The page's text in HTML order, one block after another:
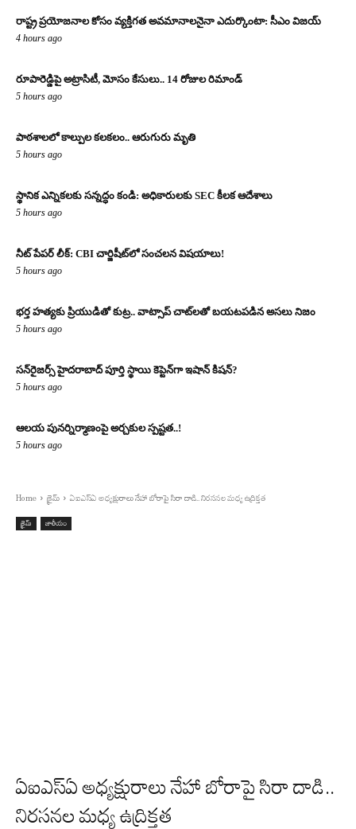
రాష్ట్ర ప్రయోజనాల కోసం వ్యక్తిగత అవమానాలనైనా ఎదుర్కొంటా: సీఎం విజయ్
4 hours ago
రూపారెడ్డిపై అట్రాసిటీ, మోసం కేసులు.. 14 రోజుల రిమాండ్
5 hours ago
పాఠశాలలో కాల్పుల కలకలం.. ఆరుగురు మృతి
5 hours ago
స్థానిక ఎన్నికలకు సన్నద్ధం కండి: అధికారులకు SEC కీలక ఆదేశాలు
5 hours ago
నీట్ పేపర్ లీక్: CBI చార్జిషీట్‌లో సంచలన విషయాలు!
5 hours ago
భర్త హత్యకు ప్రియుడితో కుట్ర.. వాట్సాప్ చాట్‌లతో బయటపడిన అసలు నిజం
5 hours ago
సన్‌రైజర్స్ హైదరాబాద్ పూర్తి స్థాయి కెప్టెన్‌గా ఇషాన్ కిషన్?
5 hours ago
ఆలయ పునర్నిర్మాణంపై అర్చకుల స్పష్టత..!
5 hours ago